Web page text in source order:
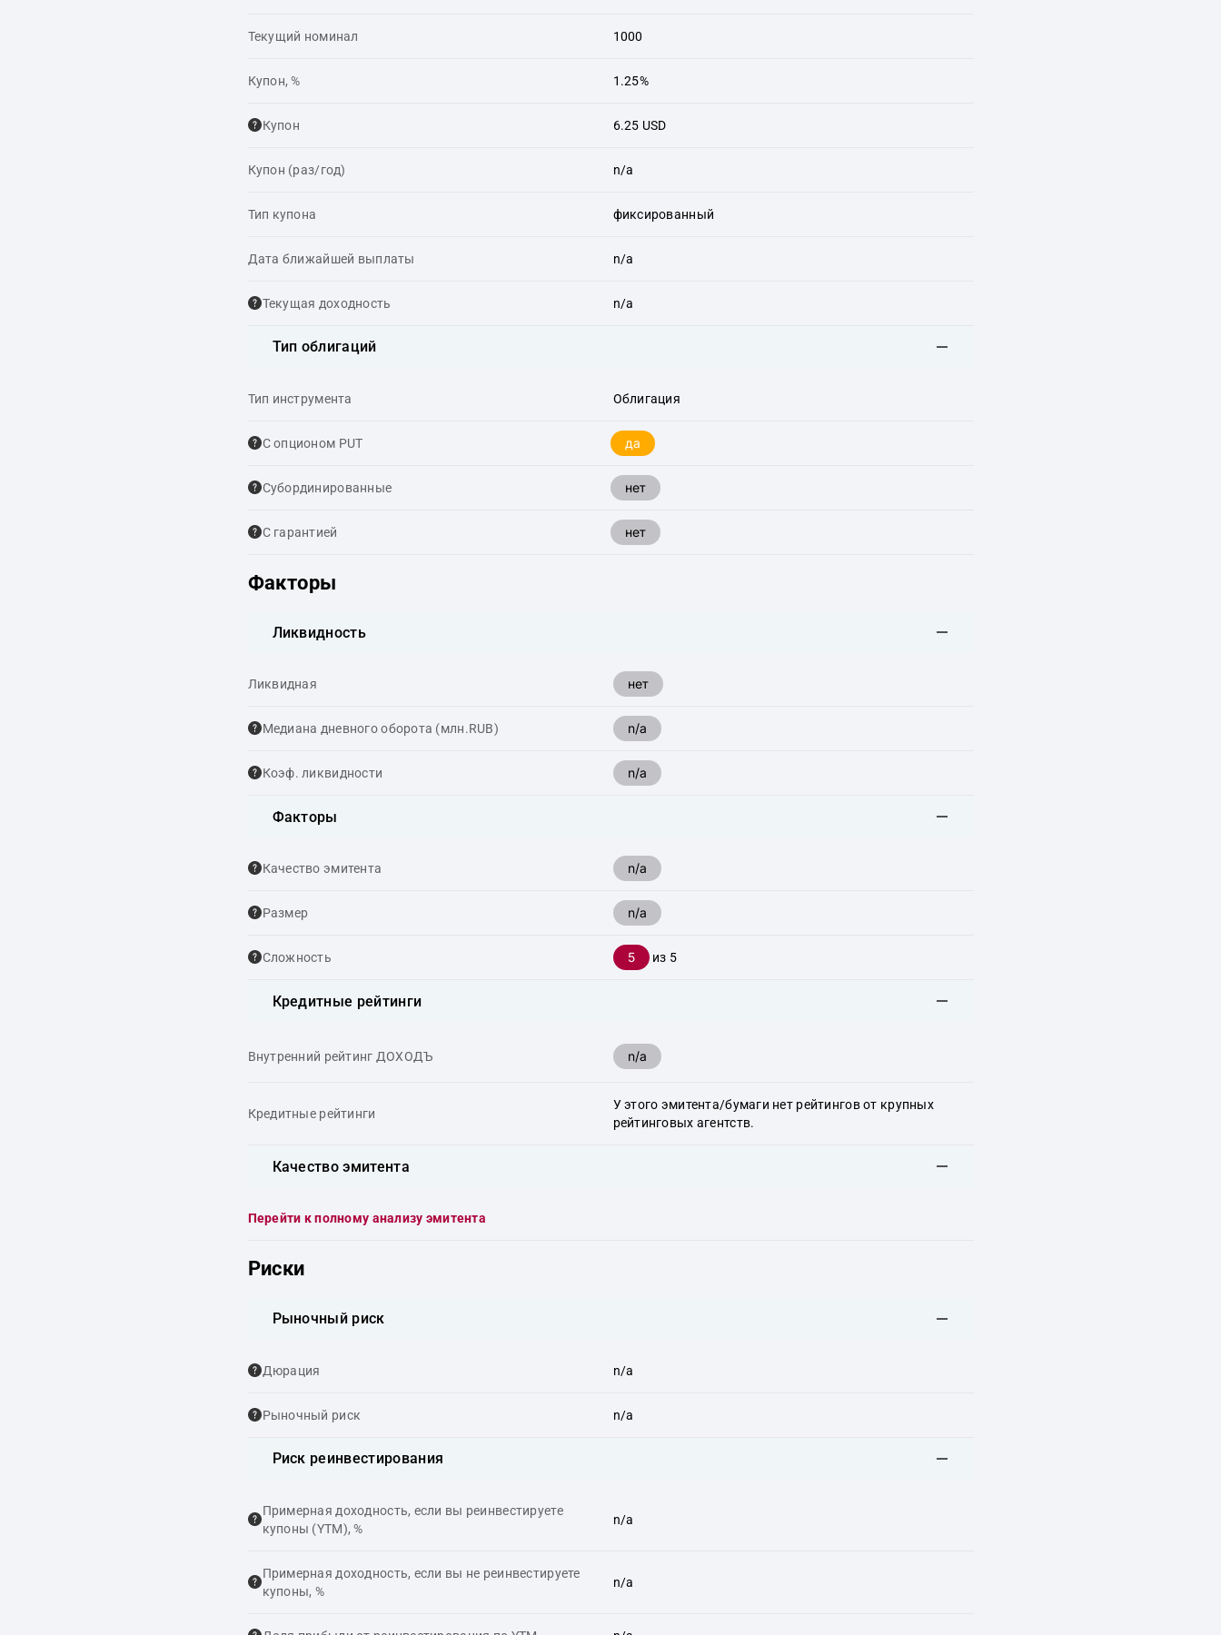
Текущий номинал 1000
Купон, % 1.25%
Купон 6.25 USD
Купон (раз/год) n/a
Тип купона фиксированный
Дата ближайшей выплаты n/a
Текущая доходность n/a
Тип облигаций
Тип инструмента Облигация
С опционом PUT да
Cубординированные нет
С гарантией нет
Факторы
Ликвидность
Ликвидная нет
Медиана дневного оборота (млн.RUB) n/a
Коэф. ликвидности n/a
Факторы
Качество эмитента n/a
Размер n/a
Сложность 5 из 5
Кредитные рейтинги
Внутренний рейтинг ДОХОДЪ n/a
Кредитные рейтинги
У этого эмитента/бумаги нет рейтингов от крупных
рейтинговых агентств.
Качество эмитента
Перейти к полному анализу эмитента
Риски
Рыночный риск
Дюрация n/a
Рыночный риск n/a
Риск реинвестирования
Примерная доходность, если вы реинвестируете
купоны (YTM), %
n/a
Примерная доходность, если вы не реинвестируете
купоны, %
n/a